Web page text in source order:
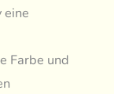
eine
Farbe und